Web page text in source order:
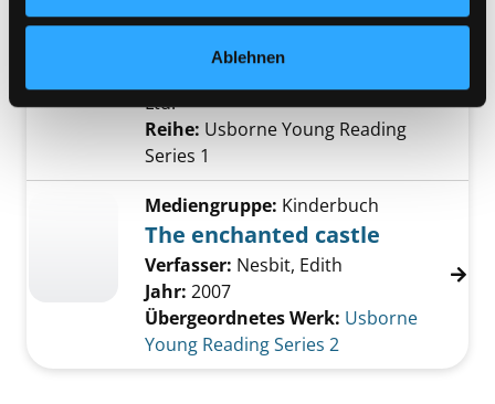
Ablehnen
Exemplar-Details von Stories of knights
Verfasser:Bingham, JaneSuche nach
2006
Ltd.
Reihe: Usborne Young Reading
Series 1
Mediengruppe: Kinderbuch
The enchanted castle
Verfasser: Nesbit, Edith
Jahr: 2007
Übergeordnetes Werk: Usborne
Young Reading Series 2